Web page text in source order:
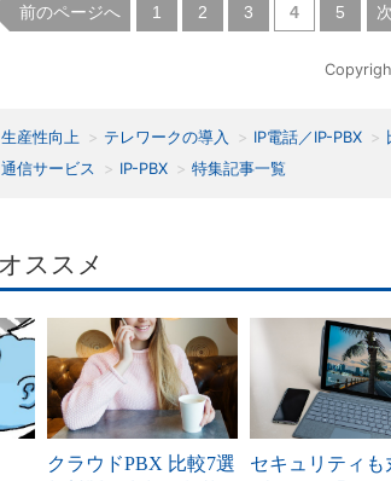
前のページへ 1 2 3 4 5
生産性向上 テレワークの導入 IP電話／IP-PBX
通信サービス IP-PBX 特集記事一覧